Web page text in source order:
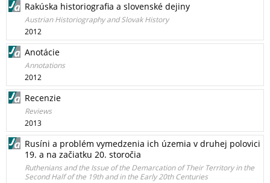
Rakúska historiografia a slovenské dejiny
Austrian Historiography and Slovak History
2012
Anotácie
Annotations
2012
Recenzie
Reviews
2013
Rusíni a problém vymedzenia ich územia v druhej polovici
19. a na začiatku 20. storočia
Ruthenians and the Issue of the Demarcation of Their Territory in the
Second Half of the 19th and in the Early 20th Centuries